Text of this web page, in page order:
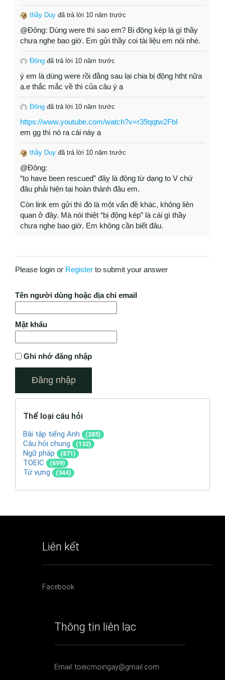
thầy Duy đã trả lời 10 năm trước
@Đông: Dùng were thì sao em? Bị động kép là gì thầy
chưa nghe bao giờ. Em gửi thầy coi tài liệu em nói nhé.
Đông đã trả lời 10 năm trước
ý em là dùng were rồi đằng sau lại chia bị động htht nữa
ạ.e thắc mắc về thì của câu ý ạ
Đông đã trả lời 10 năm trước
https://www.youtube.com/watch?v=r39qqtw2FbI
em gg thì nó ra cái này ạ
thầy Duy đã trả lời 10 năm trước
@Đông:
“to have been rescued” đây là động từ dạng to V chứ
đâu phải hiện tại hoàn thành đâu em.
Còn link em gửi thì đó là một vấn đề khác, không liên
quan ở đây. Mà nói thiệt “bị động kép” là cái gì thầy
chưa nghe bao giờ. Em không cần biết đâu.
Please login or Register to submit your answer
Tên người dùng hoặc địa chỉ email
Mật khẩu
Ghi nhớ đăng nhập
Thể loại câu hỏi
Bài tập tiếng Anh (285)
Câu hỏi chung (132)
Ngữ pháp (871)
TOEIC (699)
Từ vựng (344)
Liên kết
Facebook
Thông tin liên lạc
Email: toeicmoingay@gmail.com